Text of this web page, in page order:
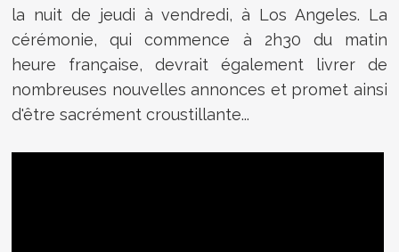
la nuit de jeudi à vendredi, à Los Angeles. La
cérémonie, qui commence à 2h30 du matin
heure française, devrait également livrer de
nombreuses nouvelles annonces et promet ainsi
d'être sacrément croustillante...